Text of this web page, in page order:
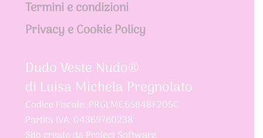
Termini e condizioni
Privacy e Cookie Policy
Dudo Veste Nudo®
di Luisa Michela Pregnolato
Codice Fiscale: PRGLMC65B48F205C
Partita IVA: 04369760238